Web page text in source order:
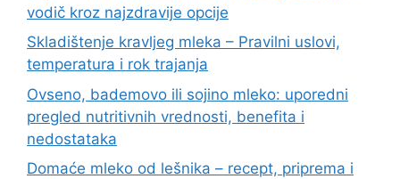
vodič kroz najzdravije opcije
Skladištenje kravljeg mleka – Pravilni uslovi,
temperatura i rok trajanja
Ovseno, bademovo ili sojino mleko: uporedni
pregled nutritivnih vrednosti, benefita i
nedostataka
Domaće mleko od lešnika – recept, priprema i